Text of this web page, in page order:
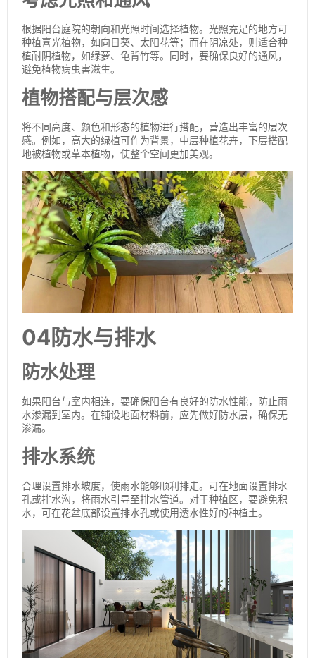
根据阳台庭院的朝向和光照时间选择植物。光照充足的地方可
种植喜光植物，如向日葵、太阳花等；而在阴凉处，则适合种
植耐阴植物，如绿萝、龟背竹等。同时，要确保良好的通风，
避免植物病虫害滋生。
植物搭配与层次感
将不同高度、颜色和形态的植物进行搭配，营造出丰富的层次
感。例如，高大的绿植可作为背景，中层种植花卉，下层搭配
地被植物或草本植物，使整个空间更加美观。
04防水与排水
防水处理
如果阳台与室内相连，要确保阳台有良好的防水性能，防止雨
水渗漏到室内。在铺设地面材料前，应先做好防水层，确保无
渗漏。
排水系统
合理设置排水坡度，使雨水能够顺利排走。可在地面设置排水
孔或排水沟，将雨水引导至排水管道。对于种植区，要避免积
水，可在花盆底部设置排水孔或使用透水性好的种植土。